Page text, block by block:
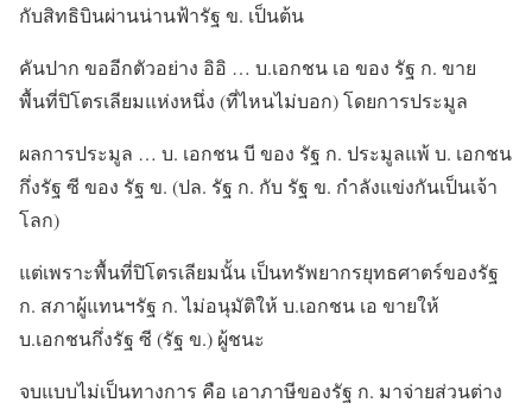
กับสิทธิบินผ่านน่านฟ้ารัฐ ข. เป็นต้น
คันปาก ขออีกตัวอย่าง อิอิ … บ.เอกชน เอ ของ รัฐ ก. ขาย
พื้นที่ปิโตรเลียมแห่งหนึ่ง (ที่ไหนไม่บอก) โดยการประมูล
ผลการประมูล … บ. เอกชน บี ของ รัฐ ก. ประมูลแพ้ บ. เอกชน
กึ่งรัฐ ซี ของ รัฐ ข. (ปล. รัฐ ก. กับ รัฐ ข. กำลังแข่งกันเป็นเจ้า
โลก)
แต่เพราะพื้นที่ปิโตรเลียมนั้น เป็นทรัพยากรยุทธศาตร์ของรัฐ
ก. สภาผู้แทนฯรัฐ ก. ไม่อนุมัติให้ บ.เอกชน เอ ขายให้
บ.เอกชนกึ่งรัฐ ซี (รัฐ ข.) ผู้ชนะ
จบแบบไม่เป็นทางการ คือ เอาภาษีของรัฐ ก. มาจ่ายส่วนต่าง